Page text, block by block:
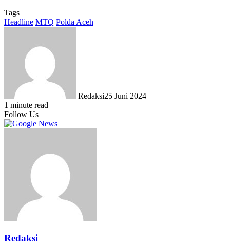
Tags
Headline MTQ Polda Aceh
Redaksi25 Juni 2024
1 minute read
Follow Us
Redaksi